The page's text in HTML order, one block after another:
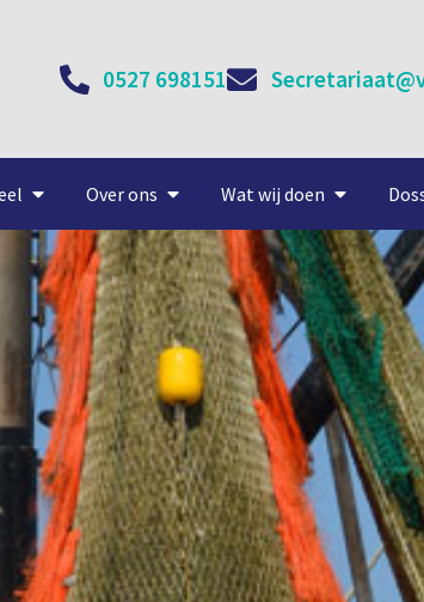
0527 698151
Over ons Wat wij doen